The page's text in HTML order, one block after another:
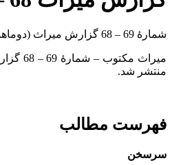
شمارۀ 69 – 68 گزارش میراث (دوماهنامۀ تخصصی اطلاع رسانی در حوزۀ نقد و تصحیح متون، نسخه شناسی و ایران شناسی، دورۀ دوم، سال نهم، شمارۀ اول و دوم، فروردین – تیر 1394) منتشر شد.
منتشر شد.
فهرست مطالب
سرسخن